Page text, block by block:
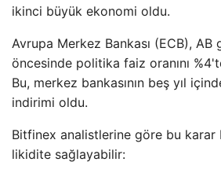
ikinci büyük ekonomi oldu.
Avrupa Merkez Bankası (ECB),
öncesinde politika faiz oranını
Bu, merkez bankasının beş yıl
indirimi oldu.
Bitfinex analistlerine göre bu karar
likidite sağlayabilir: